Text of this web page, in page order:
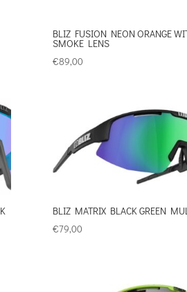
BLIZ FUSION NEON ORANGE
SMOKE LENS
€89,00
BLIZ MATRIX BLACK GREEN
€79,00